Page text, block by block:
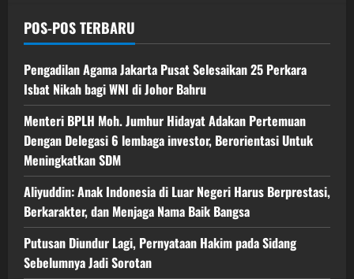
POS-POS TERBARU
Pengadilan Agama Jakarta Pusat Selesaikan 25 Perkara
Isbat Nikah bagi WNI di Johor Bahru
Menteri BPLH Moh. Jumhur Hidayat Adakan Pertemuan
Dengan Delegasi 6 lembaga investor, Berorientasi Untuk
Meningkatkan SDM
Aliyuddin: Anak Indonesia di Luar Negeri Harus Berprestasi,
Berkarakter, dan Menjaga Nama Baik Bangsa
Putusan Diundur Lagi, Pernyataan Hakim pada Sidang
Sebelumnya Jadi Sorotan